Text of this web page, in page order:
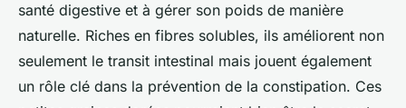
santé digestive et à gérer son poids de manière
naturelle. Riches en fibres solubles, ils améliorent non
seulement le transit intestinal mais jouent également
un rôle clé dans la prévention de la constipation. Ces